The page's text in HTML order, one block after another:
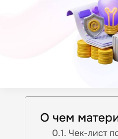
О чем
Чек-лист